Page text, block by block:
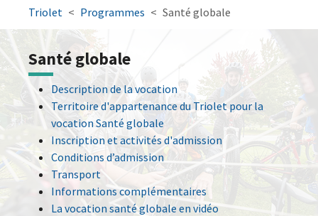
Triolet Programmes Santé globale
Santé globale
Description de la vocation
Territoire d'appartenance du Triolet pour la
vocation Santé globale
Inscription et activités d'admission
Conditions d’admission
Transport
Informations complémentaires
La vocation santé globale en vidéo